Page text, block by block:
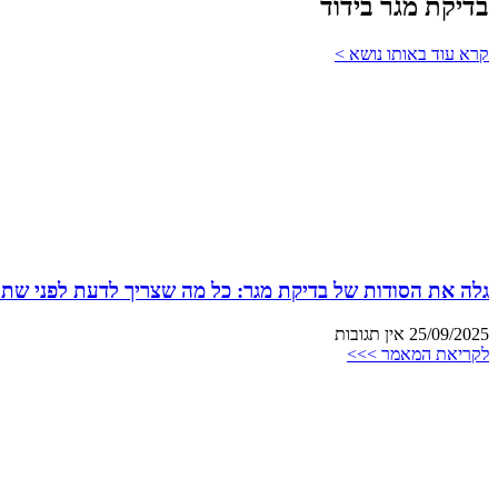
בדיקת מגר בידוד
קרא עוד באותו נושא >
גלה את הסודות של בדיקת מגר: כל מה שצריך לדעת לפני
25/09/2025 אין תגובות
לקריאת המאמר >>>